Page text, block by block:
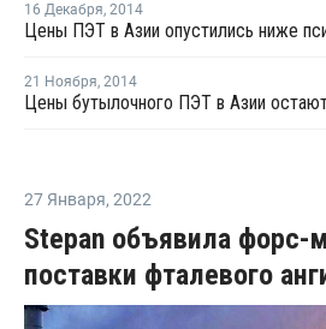
16 Декабря, 2014
21 Ноября, 2014
27 Января, 2022
Stepan объявила форс-
поставки фталевого